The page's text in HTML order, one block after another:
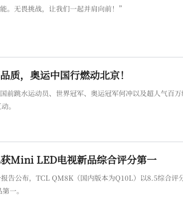
。无畏挑战，让我们一起并肩向前！”
质，奥运中国行燃动北京！
跳水运动员、世界冠军、奥运冠军何冲以及超人气百
。
Mini LED电视新品综合评分第一
告公布，TCL QM8K（国内版本为Q10L）以8.5综合评
一。